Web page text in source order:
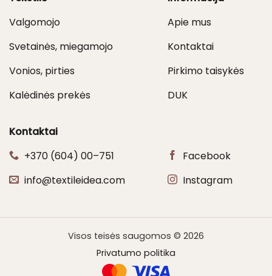
Valgomojo
Svetainės, miegamojo
Vonios, pirties
Kalėdinės prekės
Apie mus
Kontaktai
Pirkimo taisykės
DUK
Kontaktai
+370 (604) 00–751
info@textileidea.com
Facebook
Instagram
Visos teisės saugomos © 2026
Privatumo politika